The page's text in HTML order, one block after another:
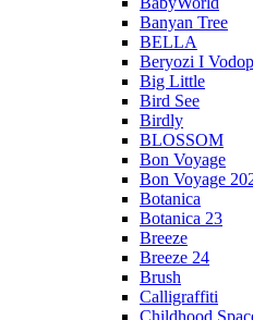
Banyan Tree
BELLA
Beryozi I
Big Little
Bird See
Birdly
BLOSSOM
Bon Voyage
Bon Voyage
Botanica
Botanica 23
Breeze
Breeze 24
Brush
Calligraffiti
Childhood